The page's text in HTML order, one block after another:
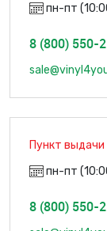
пн-пт
8 (800) 550-
Пункт
пн-пт
8 (800) 550-